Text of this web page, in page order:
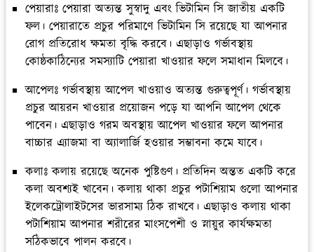
পেয়ারাঃ পেয়ারা অত্যন্ত সুস্বাদু এবং ভিটামিন সি জাতীয় একটি
ফল। পেয়ারাতে প্রচুর পরিমাণে ভিটামিন সি রয়েছে যা আপনার
রোগ প্রতিরোধ ক্ষমতা বৃদ্ধি করবে। এছাড়াও গর্ভাবস্থায়
কোষ্ঠকাঠিন্যের সমস্যাটি পেয়ারা খাওয়ার ফলে সমাধান মিলবে।
আপেলঃ গর্ভাবস্থায় আপেল খাওয়াও অত্যন্ত গুরুত্বপূর্ণ। গর্ভাবস্থায়
প্রচুর আয়রন খাওয়ার প্রয়োজন পড়ে যা আপনি আপেল থেকে
পাবেন। এছাড়াও গরম অবস্থায় আপেল খাওয়ার ফলে আপনার
বাচ্চার এ্যাজমা বা অ্যালার্জি হওয়ার সম্ভাবনা কমে যাবে।
কলাঃ কলায় রয়েছে অনেক পুষ্টিগুণ। প্রতিদিন অন্তত একটি করে
কলা অবশ্যই খাবেন। কলায় থাকা প্রচুর পটাশিয়াম গুলো আপনার
ইলেকট্রোলাইটসের ভারসাম্য ঠিক রাখবে। এছাড়াও কলায় থাকা
পটাশিয়াম আপনার শরীরের মাংসপেশী ও স্নায়ুর কার্যক্ষমতা
সঠিকভাবে পালন করবে।